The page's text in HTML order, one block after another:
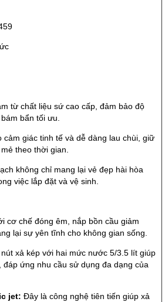
từ chất liệu sứ cao cấp, đảm bảo độ
bẩn tối ưu.
cảm giác tinh tế và dễ dàng lau chùi, giữ
theo thời gian.
không chỉ mang lại vẻ đẹp hài hòa
việc lắp đặt và vệ sinh.
cơ chế đóng êm, nắp bồn cầu giảm
lại sự yên tĩnh cho không gian sống.
xả kép với hai mức nước 5/3.5 lít giúp
ứng nhu cầu sử dụng đa dạng của
jet: Đây là công nghệ tiên tiến giúp xả